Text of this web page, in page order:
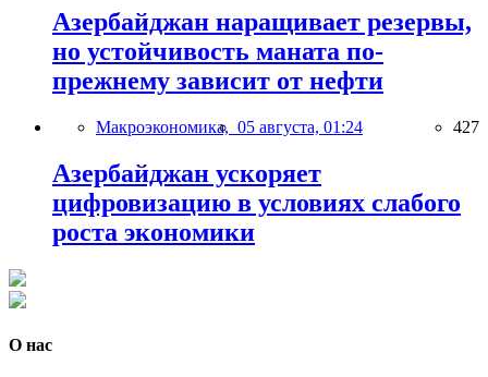
Азербайджан наращивает резервы,
но устойчивость маната по-
прежнему зависит от нефти
Макроэкономика, 05 августа, 01:24 427
Азербайджан ускоряет
цифровизацию в условиях слабого
роста экономики
О нас